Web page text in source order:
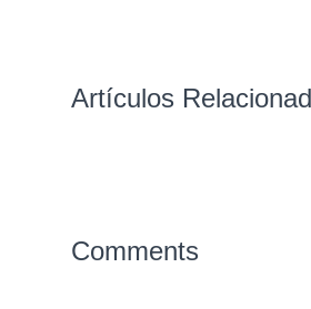
Artículos
Comments